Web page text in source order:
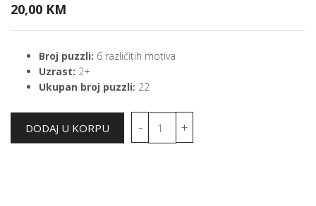
20,00 KM
Broj puzzli: 6 različitih motiva
Uzrast: 2+
Ukupan broj puzzli: 22